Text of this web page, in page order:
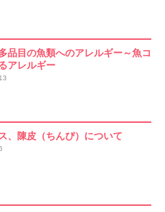
品目の魚類へのアレルギー～魚コ
アレルギー
、陳皮（ちんぴ）について